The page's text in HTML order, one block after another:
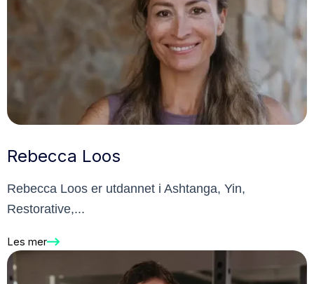
Rebecca Loos
Rebecca Loos er utdannet i Ashtanga, Yin,
Restorative,...
Les mer